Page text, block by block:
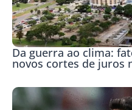
Da guerra ao clima:
novos cortes de juros